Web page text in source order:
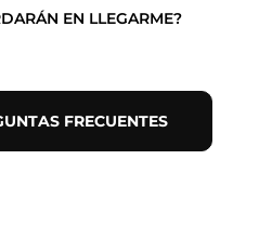
EN LLEGARME?
FRECUENTES